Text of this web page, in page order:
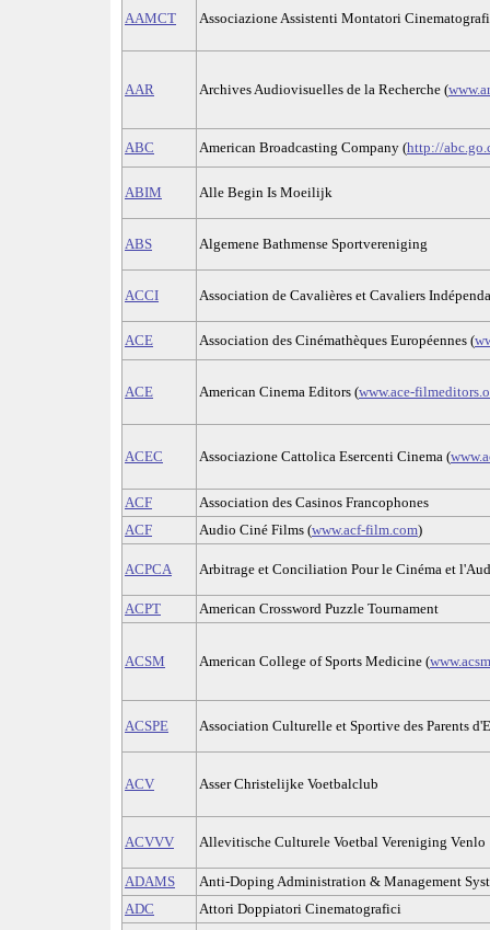
AAMCT Associazione Assistenti Montatori
AAR Archives Audiovisuelles de la Recherche (
ABC American Broadcasting Company (http://
ABIM Alle Begin Is Moeilijk
ABS Algemene Bathmense Sportvereniging
ACCI Association de Cavalières et Cavaliers
ACE Association des Cinémathèques Européennes (
ACE American Cinema Editors (www.ace-
ACEC Associazione Cattolica Esercenti Cinema (
ACF
Association des Casinos Francophones
ACF
Audio Ciné Films (www.acf-film.com)
ACPCA Arbitrage et Conciliation Pour le Cinéma et
ACPT American Crossword Puzzle Tournament
ACSM American College of Sports Medicine (
ACSPE Association Culturelle et Sportive des Parents
ACV Asser Christelijke Voetbalclub
ACVVV Allevitische Culturele Voetbal Vereniging Venlo
ADAMS
Anti-Doping Administration & Management
ADC
Attori Doppiatori Cinematografici